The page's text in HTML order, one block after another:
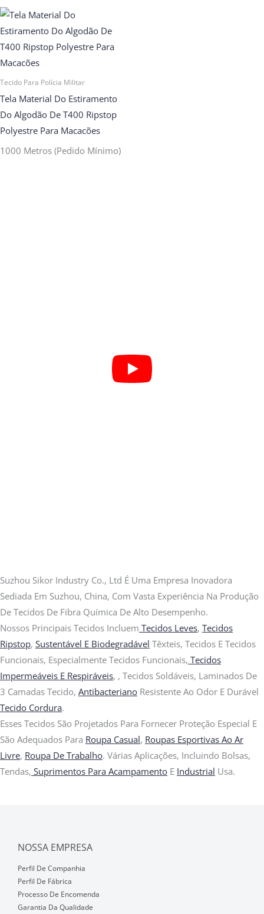
Tecido Para Polícia Militar
Tela Material Do Estiramento
Do Algodão De T400 Ripstop
Polyestre Para Macacões
1000 Metros (pedido Mínimo)
Suzhou Sikor Industry Co., Ltd É Uma Empresa Inovadora
Sediada Em Suzhou, China, Com Vasta Experiência Na Produção
De Tecidos De Fibra Química De Alto Desempenho.
Nossos Principais Tecidos Incluem Tecidos Leves, Tecidos
Ripstop, Sustentável E Biodegradável Têxteis, Tecidos E Tecidos
Funcionais, Especialmente Tecidos Funcionais, Tecidos
Impermeáveis E Respiráveis, , Tecidos Soldáveis, Laminados De
3 Camadas Tecido, Antibacteriano Resistente Ao Odor E Durável
Tecido Cordura.
Esses Tecidos São Projetados Para Fornecer Proteção Especial E
São Adequados Para Roupa Casual, Roupas Esportivas Ao Ar
Livre, Roupa De Trabalho. Várias Aplicações, Incluindo Bolsas,
Tendas, Suprimentos Para Acampamento E Industrial Usa.
NOSSA EMPRESA
Perfil De Companhia
Perfil De Fábrica
Processo De Encomenda
Garantia Da Qualidade